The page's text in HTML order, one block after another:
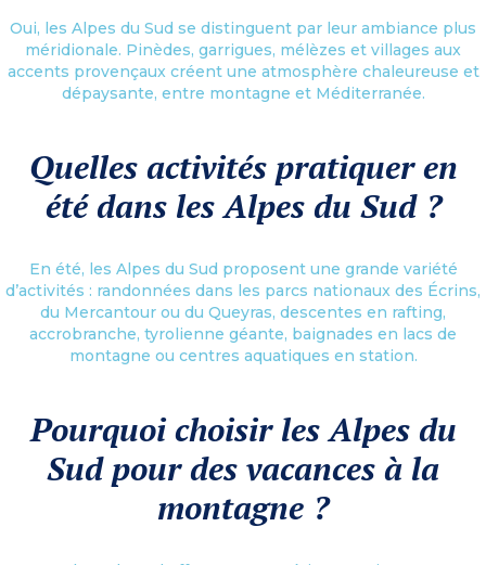
Oui, les Alpes du Sud se distinguent par leur ambiance plus
méridionale. Pinèdes, garrigues, mélèzes et villages aux
accents provençaux créent une atmosphère chaleureuse et
dépaysante, entre montagne et Méditerranée.
Quelles activités pratiquer en
été dans les Alpes du Sud ?
En été, les Alpes du Sud proposent une grande variété
d’activités : randonnées dans les parcs nationaux des Écrins,
du Mercantour ou du Queyras, descentes en rafting,
accrobranche, tyrolienne géante, baignades en lacs de
montagne ou centres aquatiques en station.
Pourquoi choisir les Alpes du
Sud pour des vacances à la
montagne ?